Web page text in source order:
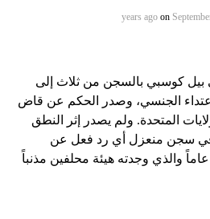
on
بيل كوسبي بالسجن من ثلاث إلى
الجنسي، وصدر الحكم عن قاض
المتحدة. ولم يصدر إثر النطق
في سجن منعزل أي رد فعل عن
البالغ من العمر 81 عاماً والذي وجدته هيئة محلفين مذنباً